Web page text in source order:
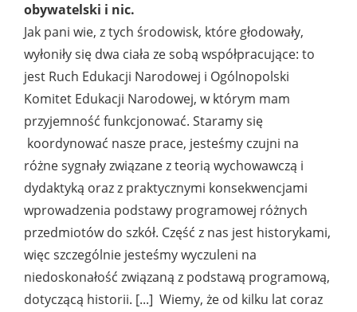
obywatelski i nic.
Jak pani wie, z tych środowisk, które głodowały,
wyłoniły się dwa ciała ze sobą współpracujące: to
jest Ruch Edukacji Narodowej i Ogólnopolski
Komitet Edukacji Narodowej, w którym mam
przyjemność funkcjonować. Staramy się
koordynować nasze prace, jesteśmy czujni na
różne sygnały związane z teorią wychowawczą i
dydaktyką oraz z praktycznymi konsekwencjami
wprowadzenia podstawy programowej różnych
przedmiotów do szkół. Część z nas jest historykami,
więc szczególnie jesteśmy wyczuleni na
niedoskonałość związaną z podstawą programową,
dotyczącą historii. [...] Wiemy, że od kilku lat coraz